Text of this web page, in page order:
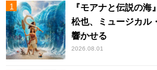
『モアナと伝説の
松也、ミュージカル
響かせる
2026.08.01